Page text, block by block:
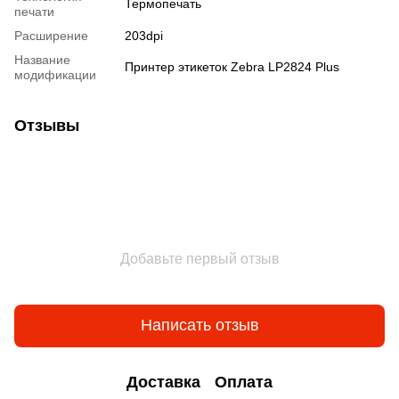
печати
Термопечать
Расширение
203dpi
Название
модификации
Принтер этикеток Zebra LP2824 Plus
Отзывы
Добавьте первый отзыв
Написать отзыв
Доставка Оплата